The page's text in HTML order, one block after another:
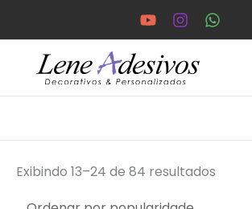
conteúdo
Exibindo 13–24 de 84 resultados